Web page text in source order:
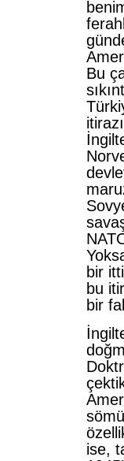
Bu
bir
bu
bir
ise,